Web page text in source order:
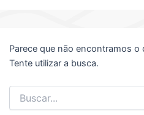
Parece que não encontramos
Tente utilizar a busca.
Pesquisar
por: